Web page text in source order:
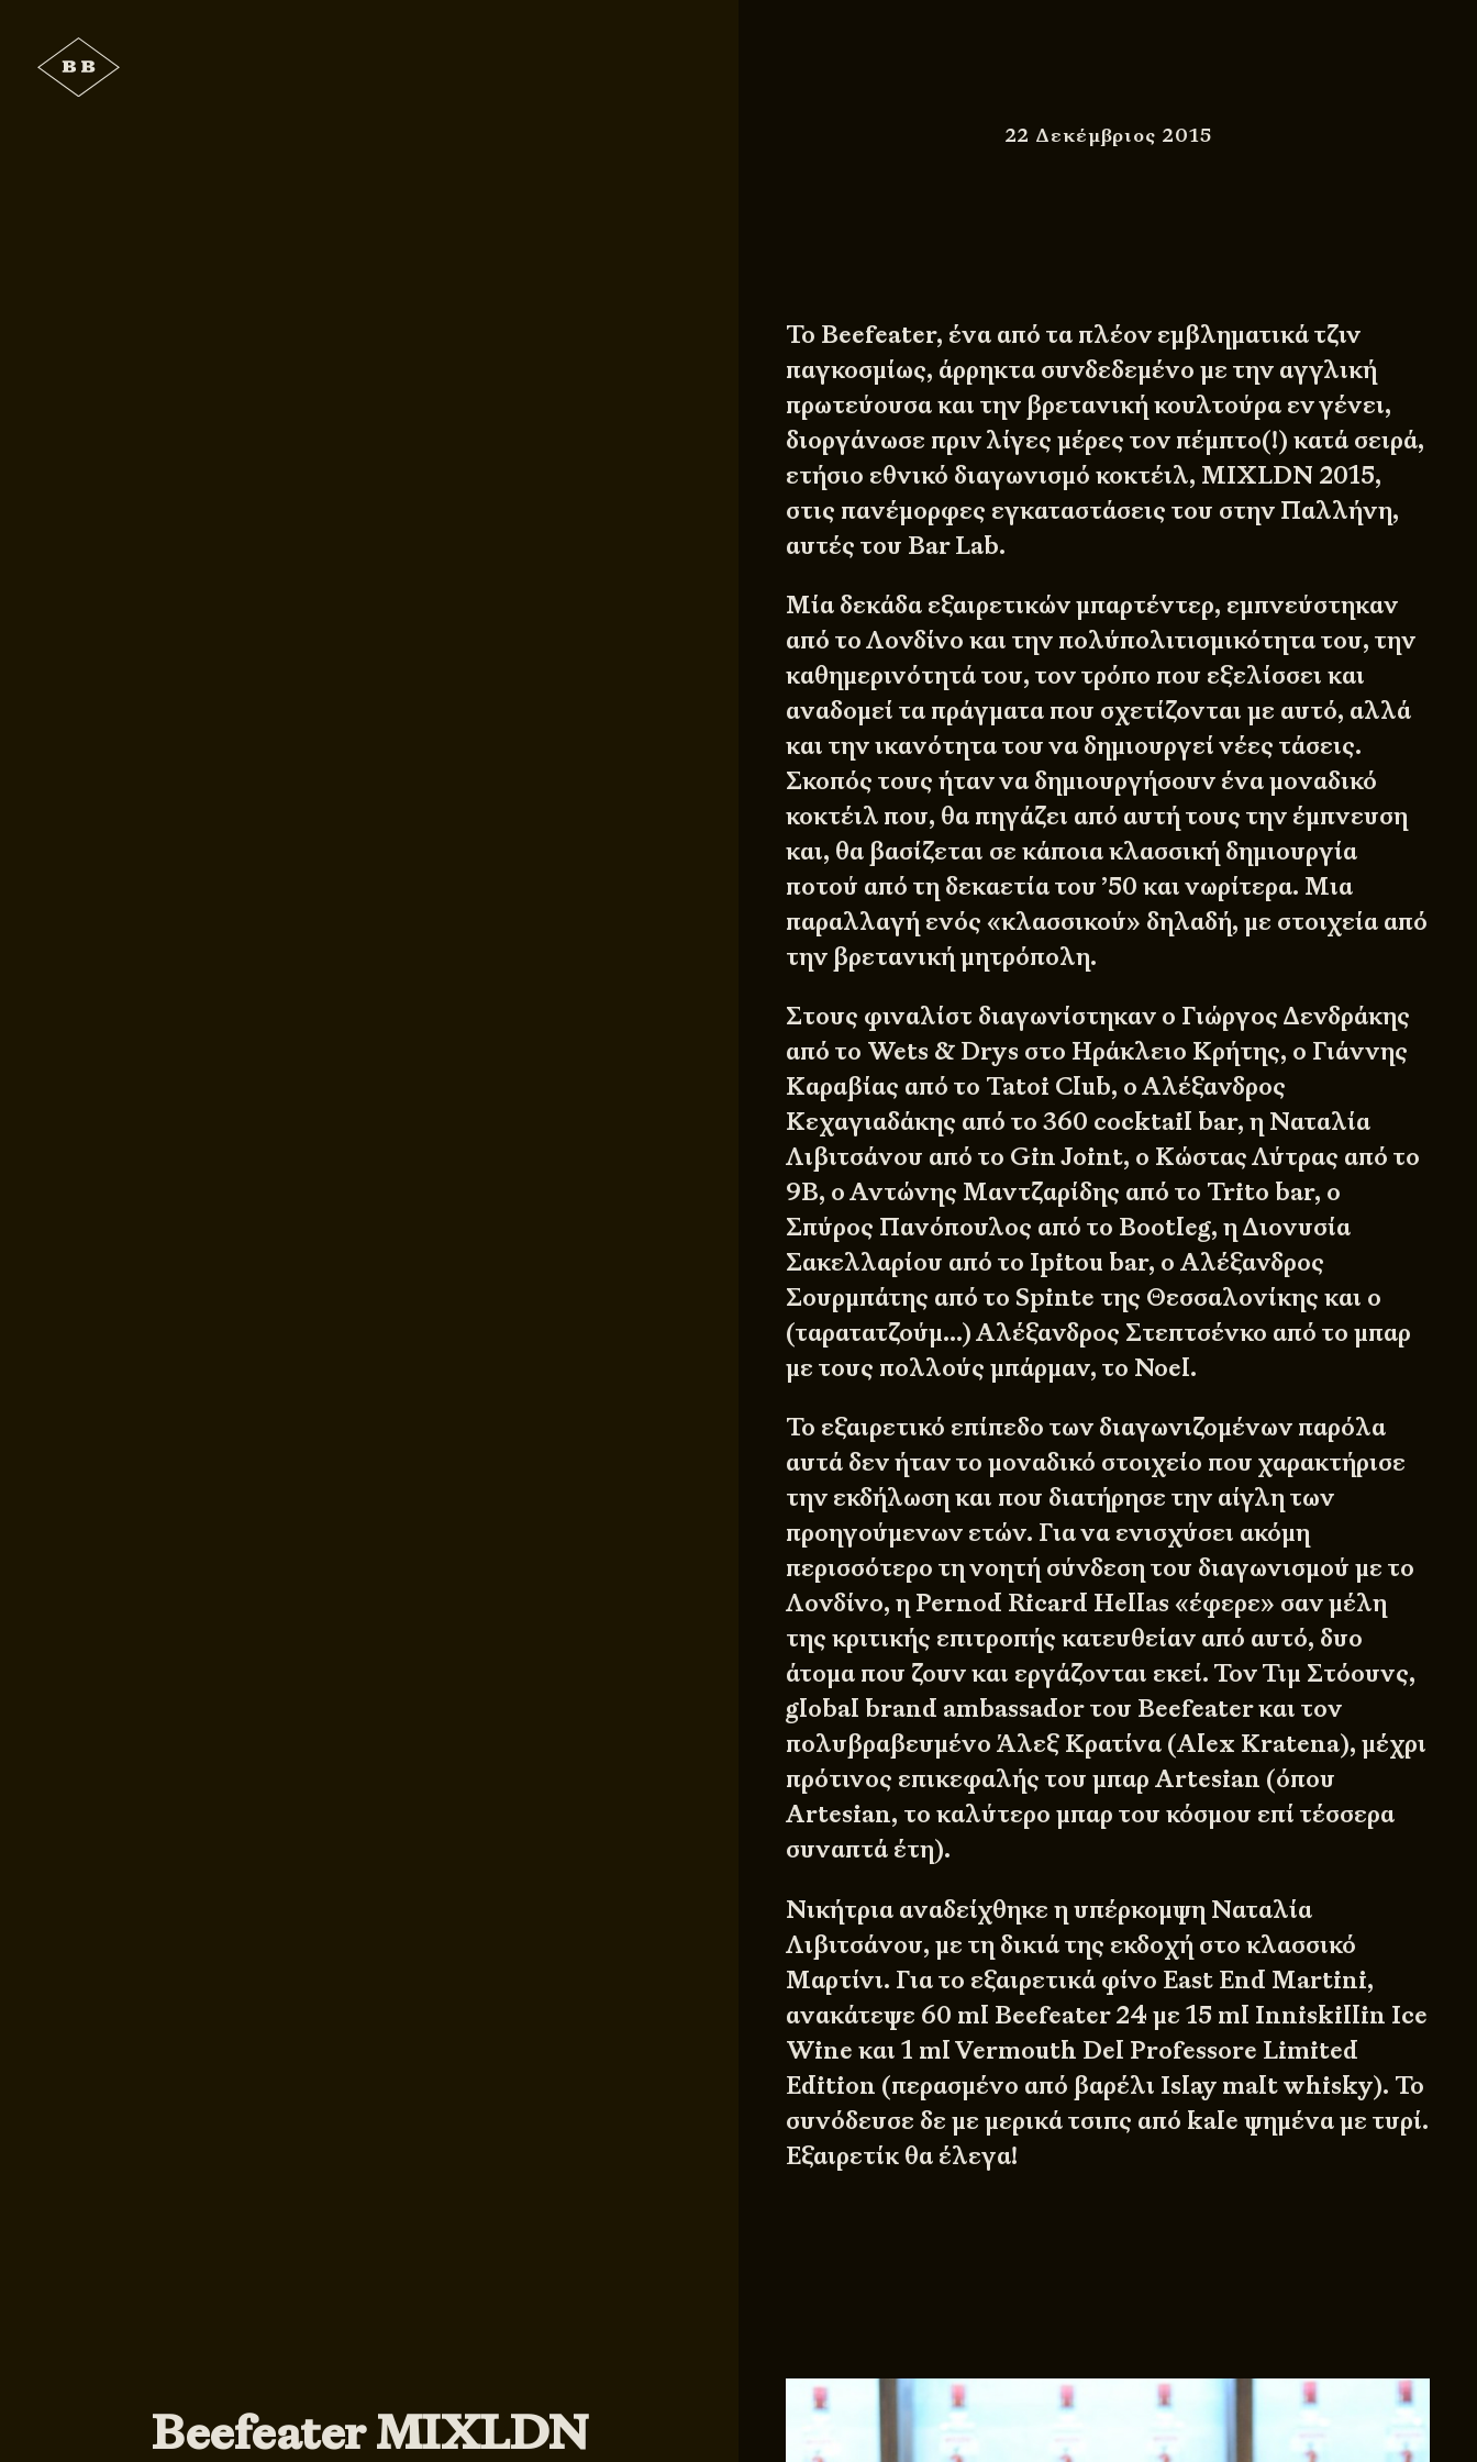
Beefeater MIXLDN
22 Δεκέμβριος 2015
Το Beefeater, ένα από τα πλέον εμβληματικά τζιν
παγκοσμίως, άρρηκτα συνδεδεμένο με την αγγλική
πρωτεύουσα και την βρετανική κουλτούρα εν γένει,
διοργάνωσε πριν λίγες μέρες τον πέμπτο(!) κατά σειρά,
ετήσιο εθνικό διαγωνισμό κοκτέιλ, MIXLDN 2015,
στις πανέμορφες εγκαταστάσεις του στην Παλλήνη,
αυτές του Bar Lab.
Μία δεκάδα εξαιρετικών μπαρτέντερ, εμπνεύστηκαν
από το Λονδίνο και την πολύπολιτισμικότητα του, την
καθημερινότητά του, τον τρόπο που εξελίσσει και
αναδομεί τα πράγματα που σχετίζονται με αυτό, αλλά
και την ικανότητα του να δημιουργεί νέες τάσεις.
Σκοπός τους ήταν να δημιουργήσουν ένα μοναδικό
κοκτέιλ που, θα πηγάζει από αυτή τους την έμπνευση
και, θα βασίζεται σε κάποια κλασσική δημιουργία
ποτού από τη δεκαετία του ’50 και νωρίτερα. Μια
παραλλαγή ενός «κλασσικού» δηλαδή, με στοιχεία από
την βρετανική μητρόπολη.
Στους φιναλίστ διαγωνίστηκαν ο Γιώργος Δενδράκης
από το Wets & Drys στο Ηράκλειο Κρήτης, ο Γιάννης
Καραβίας από το Tatoi Club, ο Αλέξανδρος
Κεχαγιαδάκης από το 360 cocktail bar, η Ναταλία
Λιβιτσάνου από το Gin Joint, o Κώστας Λύτρας από το
9Β, ο Αντώνης Μαντζαρίδης από το Trito bar, o
Σπύρος Πανόπουλος από το Bootleg, η Διονυσία
Σακελλαρίου από το Ipitou bar, o Αλέξανδρος
Σουρμπάτης από το Spinte της Θεσσαλονίκης και ο
(ταρατατζούμ…) Αλέξανδρος Στεπτσένκο από το μπαρ
με τους πολλούς μπάρμαν, το Noel.
Το εξαιρετικό επίπεδο των διαγωνιζομένων παρόλα
αυτά δεν ήταν το μοναδικό στοιχείο που χαρακτήρισε
την εκδήλωση και που διατήρησε την αίγλη των
προηγούμενων ετών. Για να ενισχύσει ακόμη
περισσότερο τη νοητή σύνδεση του διαγωνισμού με το
Λονδίνο, η Pernod Ricard Hellas «έφερε» σαν μέλη
της κριτικής επιτροπής κατευθείαν από αυτό, δυο
άτομα που ζουν και εργάζονται εκεί. Τον Τιμ Στόουνς,
global brand ambassador του Beefeater και τον
πολυβραβευμένο Άλεξ Κρατίνα (Alex Kratena), μέχρι
πρότινος επικεφαλής του μπαρ Artesian (όπου
Artesian, το καλύτερο μπαρ του κόσμου επί τέσσερα
συναπτά έτη).
Νικήτρια αναδείχθηκε η υπέρκομψη Ναταλία
Λιβιτσάνου, με τη δικιά της εκδοχή στο κλασσικό
Μαρτίνι. Για το εξαιρετικά φίνο East End Martini,
ανακάτεψε 60 ml Beefeater 24 με 15 ml Inniskillin Ice
Wine και 1 ml Vermouth Del Professore Limited
Edition (περασμένο από βαρέλι Islay malt whisky). Το
συνόδευσε δε με μερικά τσιπς από kale ψημένα με τυρί.
Εξαιρετίκ θα έλεγα!